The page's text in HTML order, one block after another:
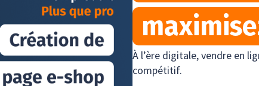
À l’ère digitale, vendre en
compétitif.